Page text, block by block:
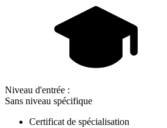
Niveau d'entrée :
Sans niveau spécifique
Certificat de spécialisation